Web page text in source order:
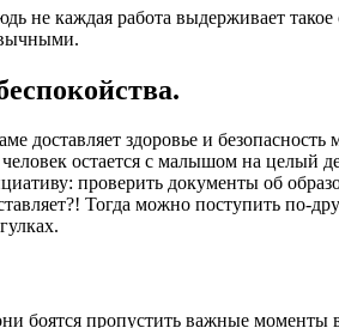
не каждая работа выдерживает
здоровье и
остается с малышом на целый
проверить документы об
Тогда можно поступить
боятся пропустить важные моменты